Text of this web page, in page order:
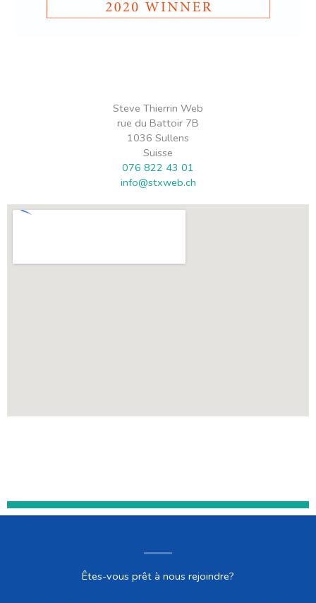
Steve Thierrin Web
rue du Battoir 7B
1036 Sullens
Suisse
076 822 43 01
info@stxweb.ch
Êtes-vous prêt à nous rejoindre?